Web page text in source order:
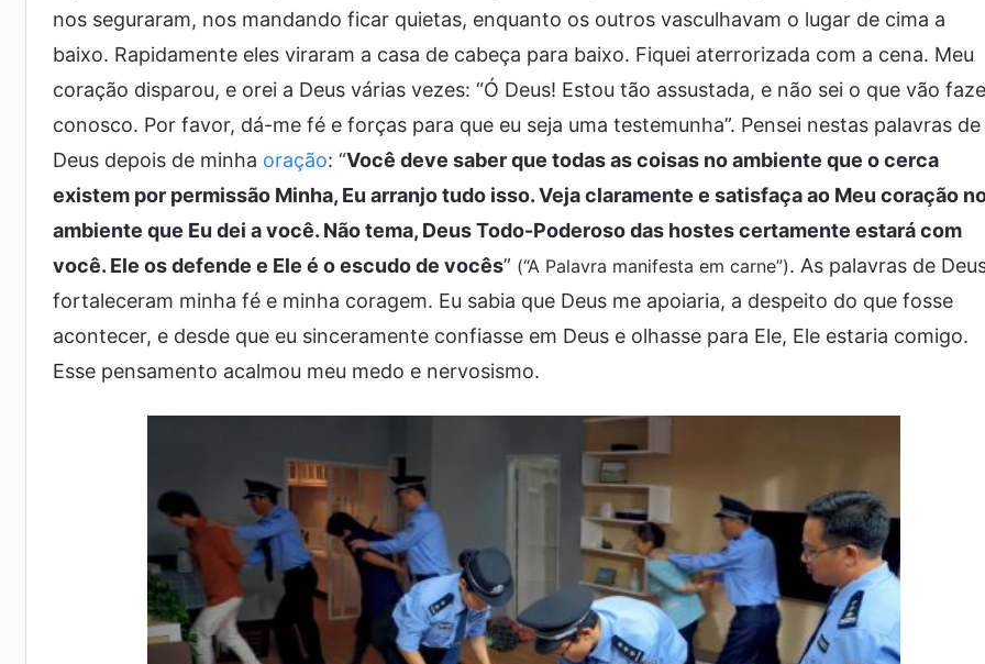
nos seguraram, nos mandando ficar quietas, enquanto os outros vasculhavam o lugar de cima a
baixo. Rapidamente eles viraram a casa de cabeça para baixo. Fiquei aterrorizada com a cena. Meu
coração disparou, e orei a Deus várias vezes: “Ó Deus! Estou tão assustada, e não sei o que vão
conosco. Por favor, dá-me fé e forças para que eu seja uma testemunha”. Pensei nestas palavras de
Deus depois de minha oração: “Você deve saber que todas as coisas no ambiente que o cerca
existem por permissão Minha, Eu arranjo tudo isso. Veja claramente e satisfaça ao Meu coração
ambiente que Eu dei a você. Não tema, Deus Todo-Poderoso das hostes certamente estará com
você. Ele os defende e Ele é o escudo de vocês” (“A Palavra manifesta em carne”). As palavras de
fortaleceram minha fé e minha coragem. Eu sabia que Deus me apoiaria, a despeito do que fosse
acontecer, e desde que eu sinceramente confiasse em Deus e olhasse para Ele, Ele estaria comigo.
Esse pensamento acalmou meu medo e nervosismo.